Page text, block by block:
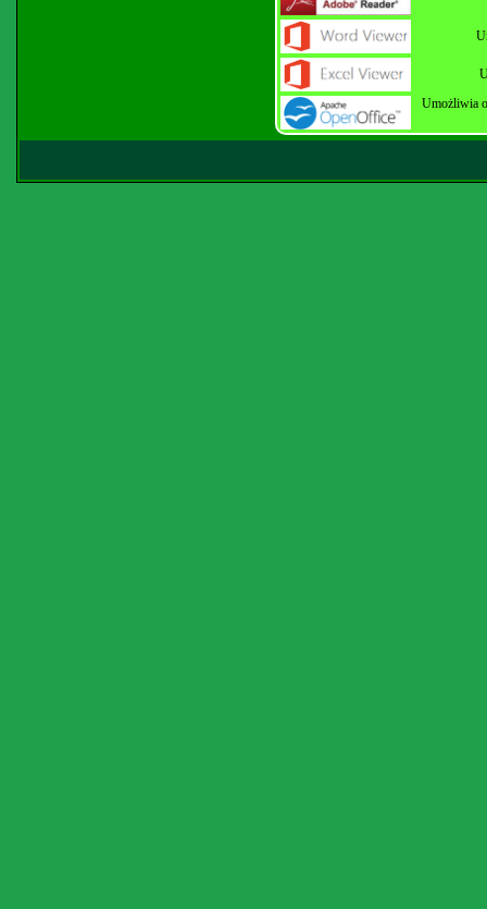
Umożliwia